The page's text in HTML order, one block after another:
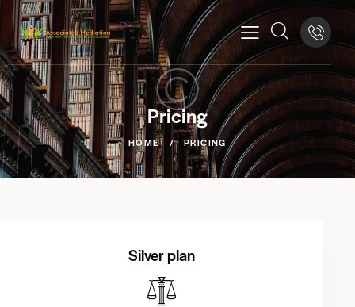
Pricing
HOME PRICING
Silver plan